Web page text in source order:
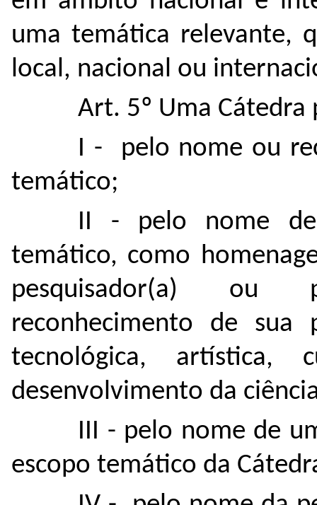
uma temática relevante,
local, nacional ou
Art. 5º Uma
I - pelo nome ou
temático;
II - pelo nome de
temático, como
pesquisador(a) ou
reconhecimento de sua
tecnológica,
desenvolvimento da
III - pelo nome de
escopo temático da